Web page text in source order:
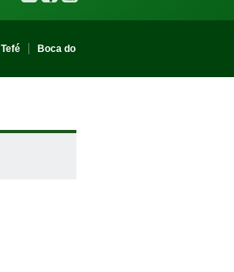
Tefé
Boca do